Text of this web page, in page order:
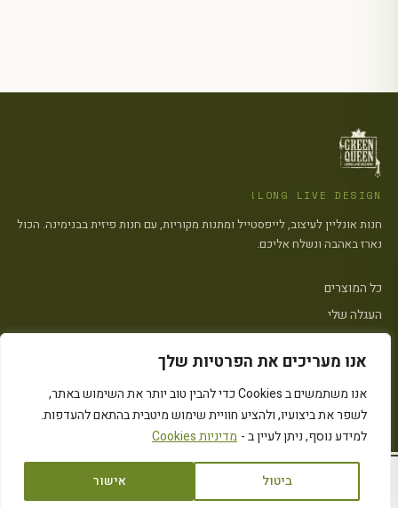
אנו מעריכים את הפרטיות שלך
אנו משתמשים ב Cookies כדי להבין טוב יותר את השימוש באתר,
לשפר את ביצועיו, ולהציע חוויית שימוש מיטבית בהתאם להעדפות.
למידע נוסף, ניתן לעיין ב - מדיניות Cookies
ביטול אישור
LONG LIVE DESIGN!
חנות אונליין לעיצוב, לייפסטייל ומתנות מקוריות, עם חנות פיזית בבנימינה. הכול
נארז באהבה ונשלח אליכם.
כל המוצרים
העגלה שלי
הצהרת נגישות · מדיניות פרטיות · מדיניות העוגיות (״Cookies״) · תקנון האתר
Instagramהמחירים כוללים מע״מ
הוספה לסל